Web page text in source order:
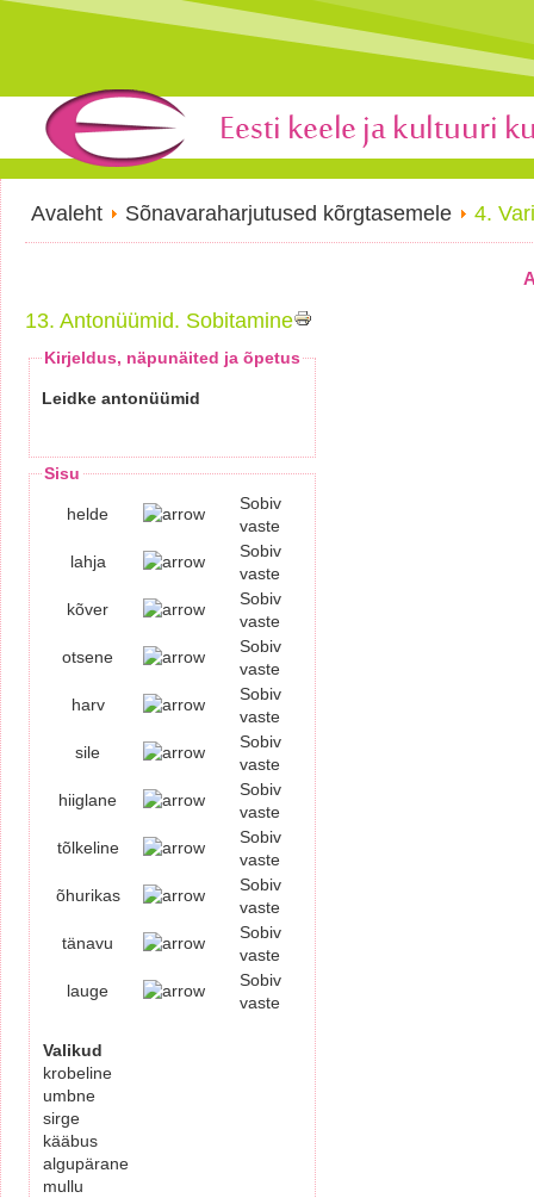
Avaleht Sõnavaraharjutused kõrgtasemele 4.
13. Antonüümid. Sobitamine
Kirjeldus, näpunäited ja õpetus
Leidke antonüümid
Sisu
helde
Sobiv
vaste
lahja
Sobiv
vaste
kõver
Sobiv
vaste
otsene
Sobiv
vaste
harv
Sobiv
vaste
sile
Sobiv
vaste
hiiglane
Sobiv
vaste
tõlkeline
Sobiv
vaste
õhurikas
Sobiv
vaste
tänavu
Sobiv
vaste
lauge
Sobiv
vaste
Valikud
krobeline
umbne
sirge
kääbus
algupärane
mullu